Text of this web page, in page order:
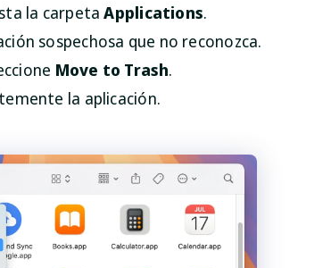
la carpetaApplications.
sospechosa que no reconozca.
Move to Trash.
la aplicación.